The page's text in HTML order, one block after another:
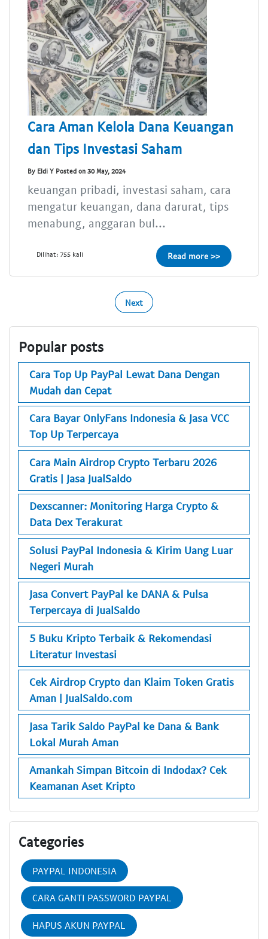
Cara Aman Kelola Dana Keuangan
dan Tips Investasi Saham
By Eldi Y Posted on 30 May, 2024
keuangan pribadi, investasi saham, cara
mengatur keuangan, dana darurat, tips
menabung, anggaran bul...
Dilihat: 755 kali Read more >>
Next
Popular posts
Cara Top Up PayPal Lewat Dana Dengan
Mudah dan Cepat
Cara Bayar OnlyFans Indonesia & Jasa VCC
Top Up Terpercaya
Cara Main Airdrop Crypto Terbaru 2026
Gratis | Jasa JualSaldo
Dexscanner: Monitoring Harga Crypto &
Data Dex Terakurat
Solusi PayPal Indonesia & Kirim Uang Luar
Negeri Murah
Jasa Convert PayPal ke DANA & Pulsa
Terpercaya di JualSaldo
5 Buku Kripto Terbaik & Rekomendasi
Literatur Investasi
Cek Airdrop Crypto dan Klaim Token Gratis
Aman | JualSaldo.com
Jasa Tarik Saldo PayPal ke Dana & Bank
Lokal Murah Aman
Amankah Simpan Bitcoin di Indodax? Cek
Keamanan Aset Kripto
Categories
PAYPAL INDONESIA
CARA GANTI PASSWORD PAYPAL
HAPUS AKUN PAYPAL